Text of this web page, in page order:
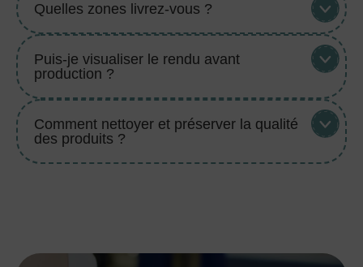
Quelles zones livrez-vous ?
Puis-je visualiser le rendu avant
production ?
Comment nettoyer et préserver la qualité
des produits ?